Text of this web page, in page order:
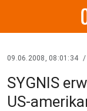
09.06.2008, 08:01:34 /
SYGNIS
US-